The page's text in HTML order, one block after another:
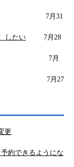
したい 7月28
27
更
約できるようにな